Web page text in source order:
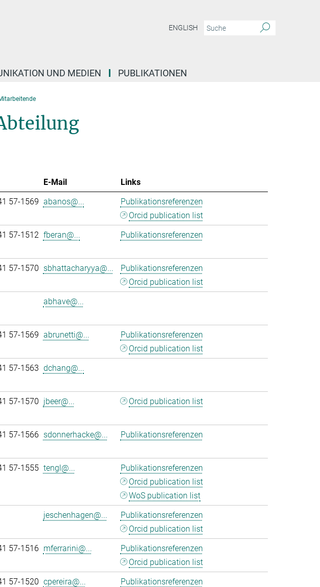
ENGLISH
UND MEDIEN PUBLIKATIONEN
E-Mail
Links
57-1569 abanos@...
Publikationsreferenzen
Orcid publication list
57-1512 fberan@... Publikationsreferenzen
57-1570 sbhattacharyya@...
Publikationsreferenzen
Orcid publication list
abhave@...
57-1569 abrunetti@...
Publikationsreferenzen
Orcid publication list
57-1563 dchang@...
57-1570 jbeer@... Orcid publication list
57-1566 sdonnerhacke@... Publikationsreferenzen
57-1555 tengl@...
Publikationsreferenzen
Orcid publication list
WoS publication list
jeschenhagen@...
Publikationsreferenzen
Orcid publication list
57-1516 mferrarini@...
Publikationsreferenzen
Orcid publication list
57-1520 cpereira@...
Publikationsreferenzen